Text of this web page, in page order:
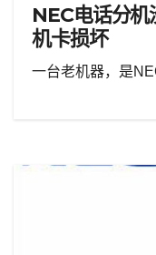
NEC电话分机
机卡损坏
一台老机器，是